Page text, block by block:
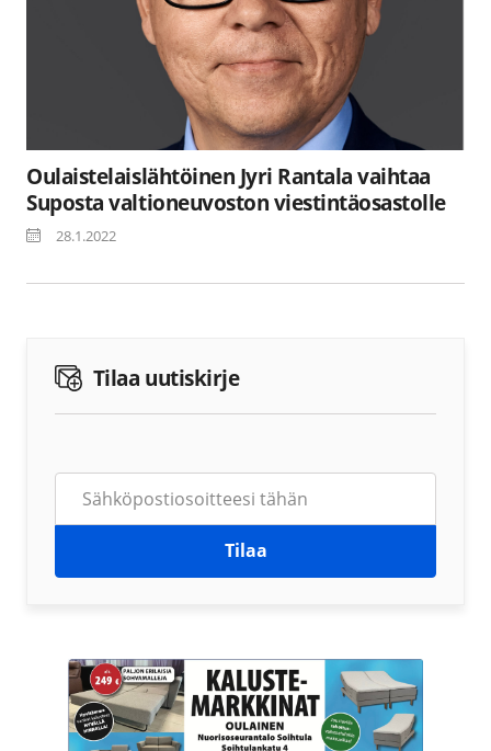
Oulaistelaislähtöinen Jyri Rantala vaihtaa
Suposta valtioneuvoston viestintäosastolle
28.1.2022
Tilaa uutiskirje
Tilaa